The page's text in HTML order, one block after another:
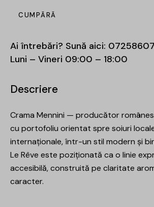
CUMPĂRĂ
Ai întrebări? Sună aici:
Luni – Vineri 09:00 – 18:00
Descriere
Crama Mennini — producător
cu portofoliu orientat spre soiuri
internaționale, într-un stil modern și
Le Rêve este poziționată ca o linie
accesibilă, construită pe claritate
caracter.